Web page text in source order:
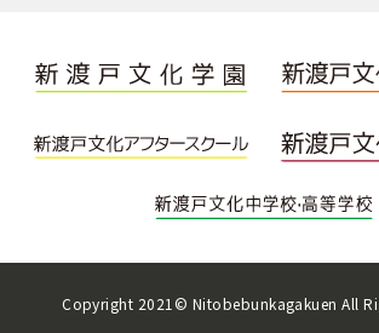
Copyright 2021© Nitobebunkagakuen All